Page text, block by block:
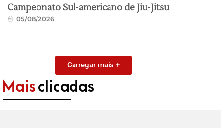
Campeonato Sul-americano de Jiu-Jitsu
05/08/2026
Carregar mais +
Mais clicadas